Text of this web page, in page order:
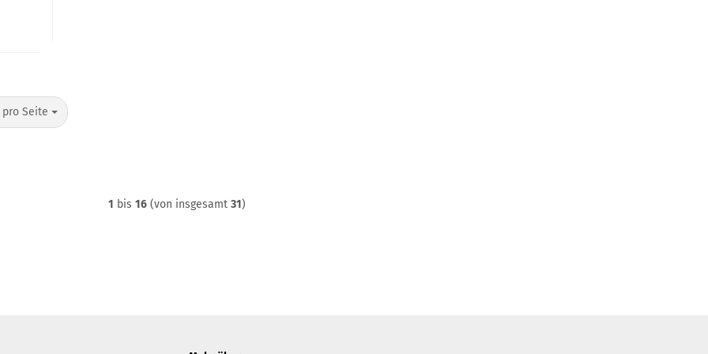
pro Seite
Seite
1 bis 16 (von insgesamt 31)